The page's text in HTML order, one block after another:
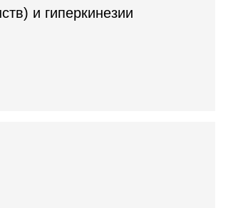
и гиперкинезии